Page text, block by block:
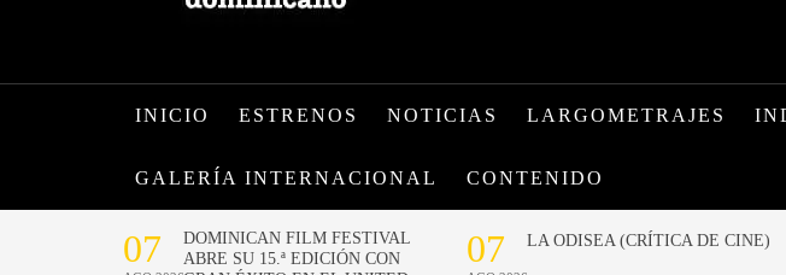
INICIO ESTRENOS NOTICIAS LARGOMETRAJES
GALERÍA INTERNACIONAL CONTENIDO